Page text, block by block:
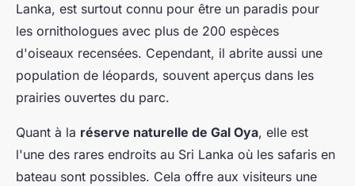
Lanka, est surtout connu pour être un paradis pour
les ornithologues avec plus de 200 espèces
d'oiseaux recensées. Cependant, il abrite aussi une
population de léopards, souvent aperçus dans les
prairies ouvertes du parc.
Quant à la réserve naturelle de Gal Oya, elle est
l'une des rares endroits au Sri Lanka où les safaris en
bateau sont possibles. Cela offre aux visiteurs une